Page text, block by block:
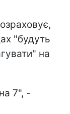
"будуть
на
7", -